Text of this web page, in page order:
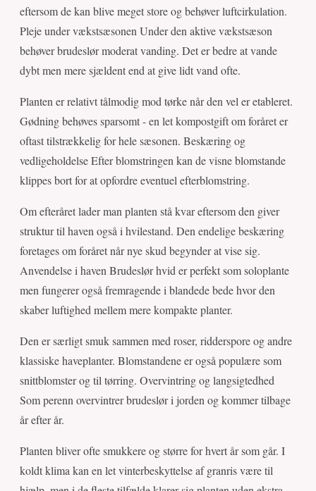
eftersom de kan blive meget store og behøver luftcirkulation.
Pleje under vækstsæsonen Under den aktive vækstsæson
behøver brudeslør moderat vanding. Det er bedre at vande
dybt men mere sjældent end at give lidt vand ofte.
Planten er relativt tålmodig mod tørke når den vel er etableret.
Gødning behøves sparsomt - en let kompostgift om foråret er
oftast tilstrækkelig for hele sæsonen. Beskæring og
vedligeholdelse Efter blomstringen kan de visne blomstande
klippes bort for at opfordre eventuel efterblomstring.
Om efteråret lader man planten stå kvar eftersom den giver
struktur til haven også i hvilestand. Den endelige beskæring
foretages om foråret når nye skud begynder at vise sig.
Anvendelse i haven Brudeslør hvid er perfekt som soloplante
men fungerer også fremragende i blandede bede hvor den
skaber luftighed mellem mere kompakte planter.
Den er særligt smuk sammen med roser, ridderspore og andre
klassiske haveplanter. Blomstandene er også populære som
snittblomster og til tørring. Overvintring og langsigtedhed
Som perenn overvintrer brudeslør i jorden og kommer tilbage
år efter år.
Planten bliver ofte smukkere og større for hvert år som går. I
koldt klima kan en let vinterbeskyttelse af granris være til